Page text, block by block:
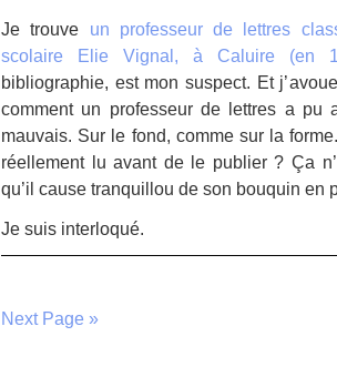
Je trouve un professeur de lettres
scolaire Elie Vignal, à Caluire (en
bibliographie, est mon suspect. Et
comment un professeur de lettres a pu
mauvais. Sur le fond, comme sur la
réellement lu avant de le publier ? Ça
qu’il cause tranquillou de son bouquin en
Je suis interloqué.
Next Page »